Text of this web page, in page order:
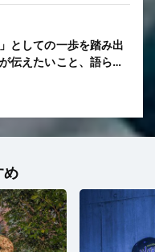
としての一歩を踏み出
伝えたいこと、語らな
め